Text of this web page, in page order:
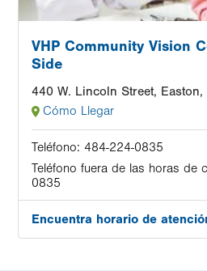
VHP Community Vision
Side
440 W. Lincoln Street, Easton,
Cómo Llegar
Teléfono: 484-224-0835
Teléfono fuera de las horas de
0835
Encuentra horario de